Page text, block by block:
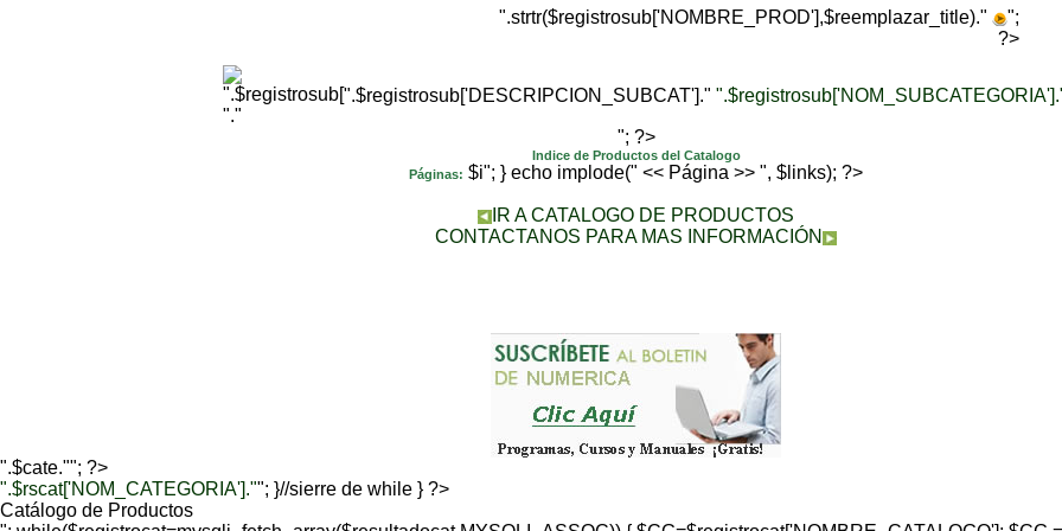
".strtr($registrosub['NOMBRE_PROD'],$reemplazar_title)."
";
?>
"."
".$registrosub['DESCRIPCION_SUBCAT']."
"; ?>
Indice de Productos del Catalogo
Páginas: $i"; } echo implode(" << Página >> ", $links); ?>
IR A CATALOGO DE PRODUCTOS
CONTACTANOS PARA MAS INFORMACIÓN
".$cate.""; ?>
".$rscat['NOM_CATEGORIA'].""; }//sierre de while } ?>
Catálogo de Productos